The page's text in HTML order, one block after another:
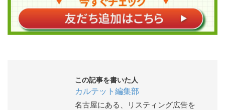
この記事を書いた人
カルテット編集部
名古屋にある、リスティング広告を